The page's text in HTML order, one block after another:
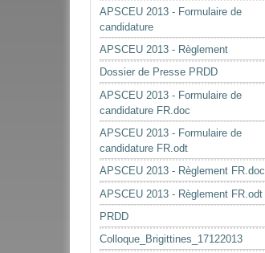
APSCEU 2013 - Formulaire de
candidature
APSCEU 2013 - Règlement
Dossier de Presse PRDD
APSCEU 2013 - Formulaire de
candidature FR.doc
APSCEU 2013 - Formulaire de
candidature FR.odt
APSCEU 2013 - Règlement FR.doc
APSCEU 2013 - Règlement FR.odt
PRDD
Colloque_Brigittines_17122013